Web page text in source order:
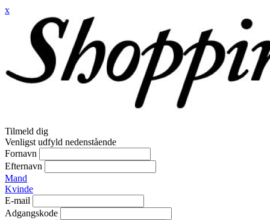
x
Tilmeld dig
Venligst udfyld nedenstående
Fornavn
Efternavn
Mand
Kvinde
E-mail
Adgangskode